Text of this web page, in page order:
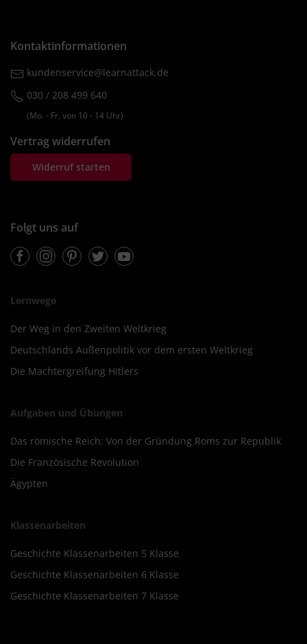
Kontaktinformationen
kundenservice@learnattack.de
030 / 208 499 640
(Mo. ‐ Fr. von 10 ‐ 14 Uhr)
Vertrag widerrufen
Widerruf starten
Folgt uns auf
FacebookInstagramPinterestTwitterYoutube
Lernwege
Der Weg in den Zweiten Weltkrieg
Deutschlands Außenpolitik vor dem ersten Weltkrieg
Die Machtergreifung Hitlers
Aufgaben und Übungen
Das römische Reich: Von der Gründung Roms zur Republik
Die Französische Revolution
Ägypten
Klassenarbeiten
Geschichte Klassenarbeiten 5 Klasse
Geschichte Klassenarbeiten 6 Klasse
Geschichte Klassenarbeiten 7 Klasse